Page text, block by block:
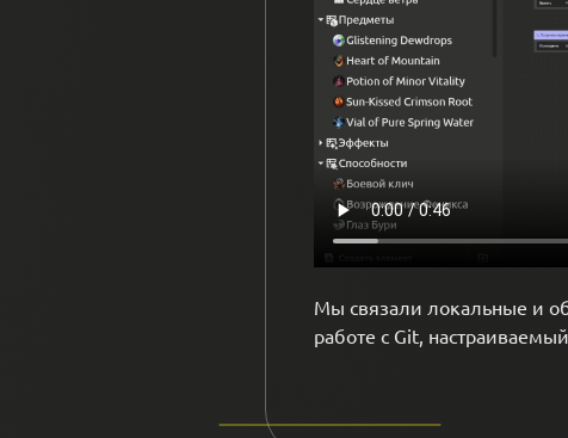
Мы связали локальные и
работе с Git,